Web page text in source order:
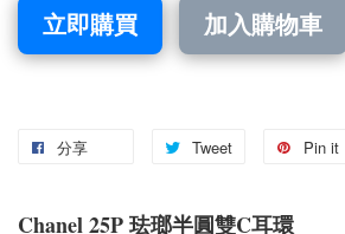
立即購買 加入購物車
分享 Tweet Pin it
Chanel 25P 珐瑯半圓雙C耳環